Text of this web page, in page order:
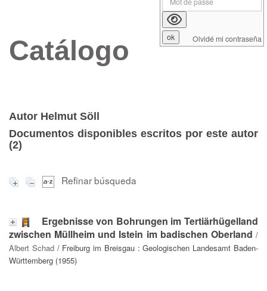
Catálogo
Autor Helmut Söll
Documentos disponibles escritos por este autor
(2)
Refinar búsqueda
Ergebnisse von Bohrungen im Tertiärhügelland
zwischen Müllheim und Istein im badischen Oberland /
Albert Schad/ Freiburg im Breisgau : Geologischen Landesamt Baden-
Württemberg (1955)
Olvidé mi contraseña